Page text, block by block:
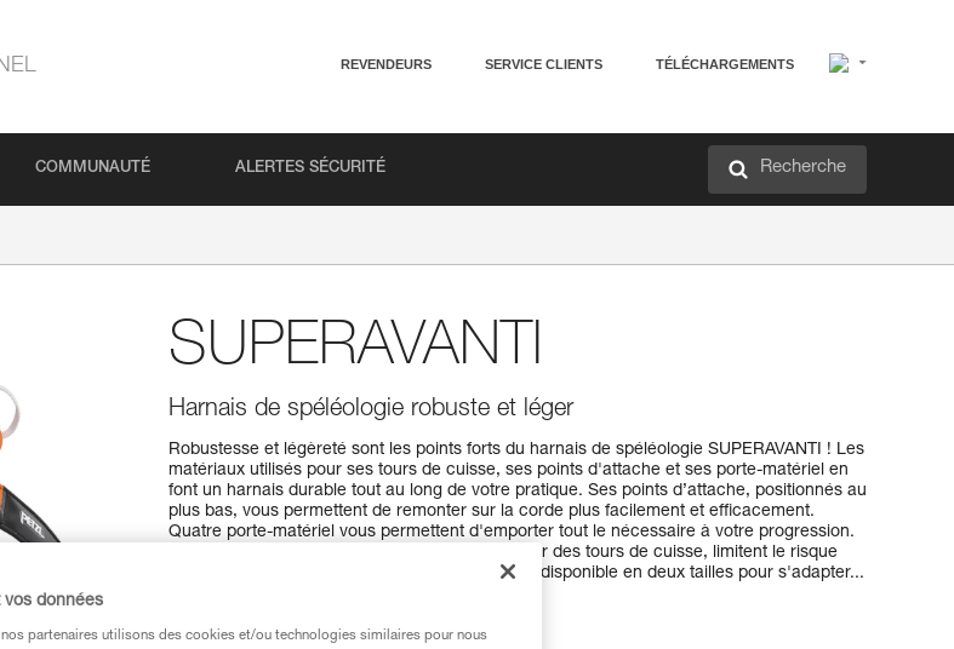
REVENDEURS SERVICE CLIENTS TÉLÉCHARGEMENTS
COMMUNAUTÉ ALERTES SÉCURITÉ Recherche
SUPERAVANTI
Harnais de spéléologie robuste et léger
Robustesse et légèreté sont les points forts du harnais de spéléologie SUPERAVANTI ! Les
matériaux utilisés pour ses tours de cuisse, ses points d'attache et ses porte-matériel en
font un harnais durable tout au long de votre pratique. Ses points d’attache, positionnés au
plus bas, vous permettent de remonter sur la corde plus facilement et efficacement.
Quatre porte-matériel vous permettent d'emporter tout le nécessaire à votre progression.
Ses boucles de réglage, positionnées à l'intérieur des tours de cuisse, limitent le risque
d’accrochage dans les étroitures. De plus, il est disponible en deux tailles pour s'adapter...
données
nos partenaires utilisons des cookies et/ou technologies similaires pour nous